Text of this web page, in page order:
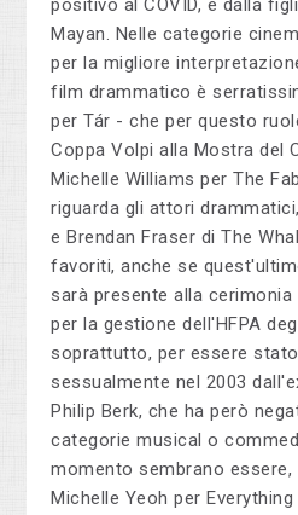
positivo al COVID, e dalla
Mayan. Nelle categorie
per la migliore
film drammatico è
per Tár - che per questo
Coppa Volpi alla Mostra del
Michelle Williams per The
riguarda gli attori
e Brendan Fraser di The
favoriti, anche se
sarà presente alla
per la gestione dell'HFPA
soprattutto, per essere
sessualmente nel 2003
Philip Berk, che ha però
categorie musical o
momento sembrano essere,
Michelle Yeoh per